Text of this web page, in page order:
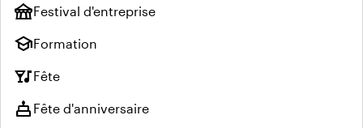
festivalFestival d'entreprise
schoolFormation
nightlifeFête
cake Fête d'anniversaire